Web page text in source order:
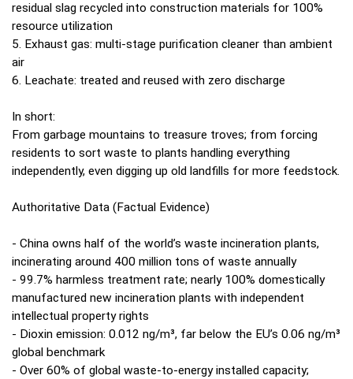
residual slag recycled into construction materials for 100%
resource utilization
5. Exhaust gas: multi-stage purification cleaner than ambient
air
6. Leachate: treated and reused with zero discharge
In short:
From garbage mountains to treasure troves; from forcing
residents to sort waste to plants handling everything
independently, even digging up old landfills for more feedstock.
Authoritative Data (Factual Evidence)
- China owns half of the world’s waste incineration plants,
incinerating around 400 million tons of waste annually
- 99.7% harmless treatment rate; nearly 100% domestically
manufactured new incineration plants with independent
intellectual property rights
- Dioxin emission: 0.012 ng/m³, far below the EU’s 0.06 ng/m³
global benchmark
- Over 60% of global waste-to-energy installed capacity;